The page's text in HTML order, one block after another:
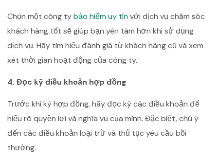
Chọn một công tybảo hiểm uy tínvới dịch vụ chăm sóc
khách hàng tốt sẽ giúp bạn yên tâm hơn khi sử dụng
dịch vụ. Hãy tìm hiểu đánh giá từ khách hàng cũ và xem
xét thời gian hoạt động của công ty.
4. Đọc kỹ điều khoản hợp đồng
Trước khi ký hợp đồng, hãy đọc kỹ các điều khoản để
hiểu rõ quyền lợi và nghĩa vụ của mình. Đặc biệt, chú ý
đến các điều khoản loại trừ và thủ tục yêu cầu bồi
thường.